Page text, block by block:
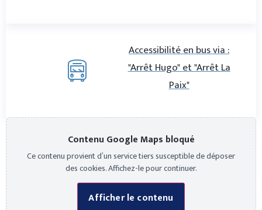
Accessibilité en bus via :
"Arrêt Hugo" et "Arrêt La
Paix"
Contenu Google Maps bloqué
Ce contenu provient d’un service tiers susceptible de déposer
des cookies. Affichez-le pour continuer.
Afficher le contenu